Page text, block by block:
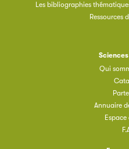
Les bibliographies
Ressources
Qui
Annuaire
enfants de CM1 et de CM2.